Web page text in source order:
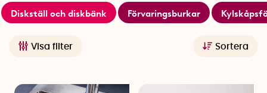
Visa filter Sortera
Diskställ och diskbänk Förvaringsburkar